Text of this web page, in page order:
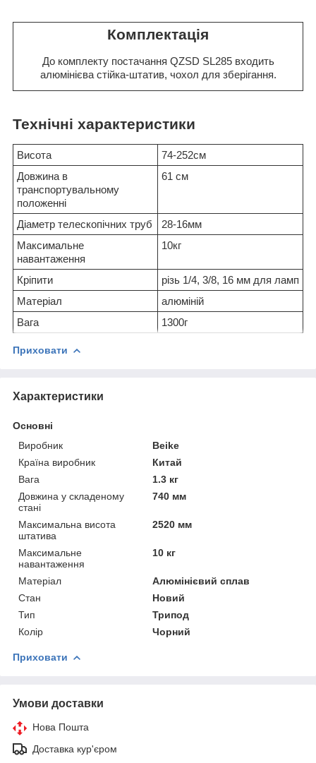
Комплектація
До комплекту постачання QZSD SL285 входить
алюмінієва стійка-штатив, чохол для зберігання.
Технічні характеристики
Висота
74-252см
Довжина в
транспортувальному
положенні
61 см
Діаметр телескопічних труб
28-16мм
Максимальне
навантаження
10кг
Кріпити
різь 1/4, 3/8, 16 мм для ламп
Матеріал
алюміній
Вага
1300г
Приховати
Характеристики
Основні
Виробник
Beike
Країна виробник
Китай
Вага
1.3 кг
Довжина у складеному
стані
740 мм
Максимальна висота
штатива
2520 мм
Максимальне
навантаження
10 кг
Матеріал
Алюмінієвий сплав
Стан
Новий
Тип
Трипод
Колір
Чорний
Приховати
Умови доставки
Нова Пошта
Доставка кур'єром